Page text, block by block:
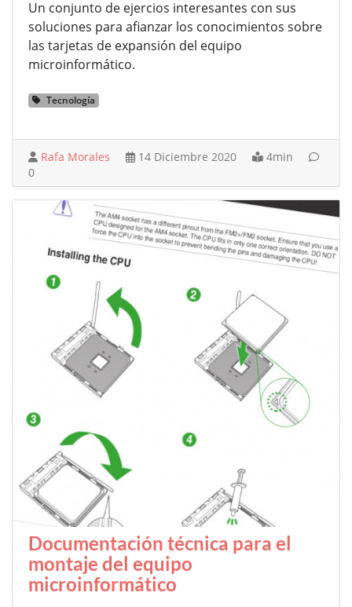
Un conjunto de ejercios interesantes con sus
soluciones para afianzar los conocimientos sobre
las tarjetas de expansión del equipo
microinformático.
Tecnología
Rafa Morales 14 Diciembre 2020
4min
0
Documentación técnica para el
montaje del equipo
microinformático